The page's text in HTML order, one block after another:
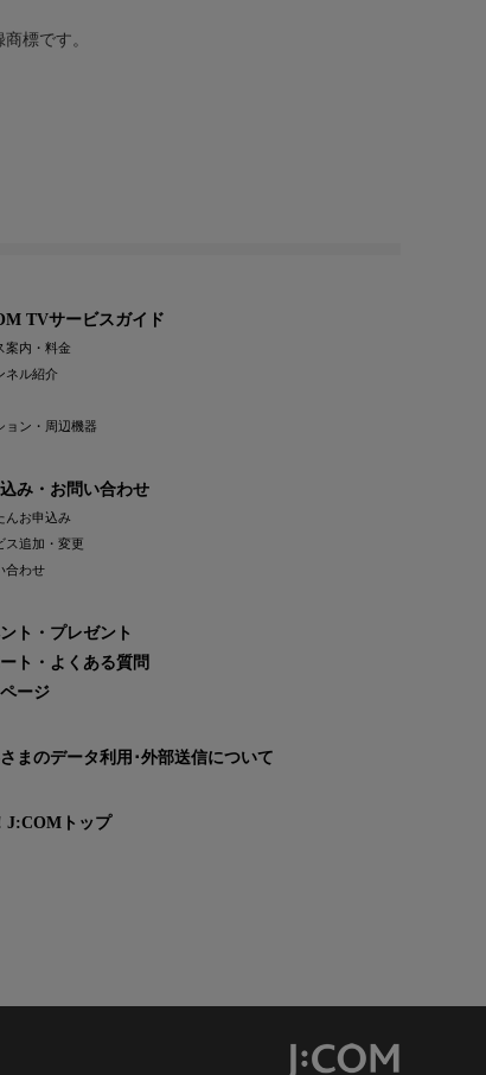
標です。
TVサービスガイド
案内・料金
ネル紹介
ョン・周辺機器
み・お問い合わせ
んお申込み
ス追加・変更
合わせ
ト・プレゼント
ト・よくある質問
ージ
まのデータ利用･外部送信について
J:COMトップ